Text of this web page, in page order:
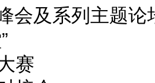
会及系列主题论
赛